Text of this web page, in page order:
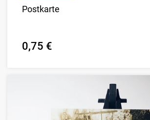
Postkarte
0,75 €